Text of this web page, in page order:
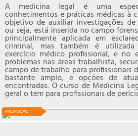
PROMOÇÃO
A medicina legal é uma
conhecimentos e práticas médicas à
objetivo de auxiliar investigações
ou seja, está inserida no campo
principalmente aplicada em
criminal, mas também é
exercício médico profissional, e no
problemas nas áreas trabalhista,
campo de trabalho para profissionais
bastante amplo, e opções de
encontradas. O curso de Medicina
geral o tem para profissionais de